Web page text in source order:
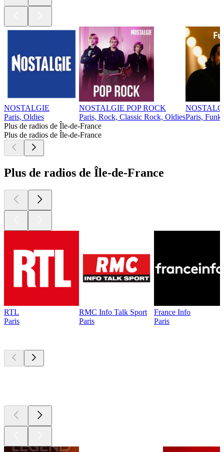
NOSTALGIE
Paris, Oldies
NOSTALGIE POP ROCK
Paris, Rock, Classic Rock, OldiesParis, Funk
Plus de radios de Île-de-France
Plus de radios de Île-de-France
Plus de radios de Île-de-France
RTL
Paris
RMC Info Talk Sport
Paris
France Info
Paris